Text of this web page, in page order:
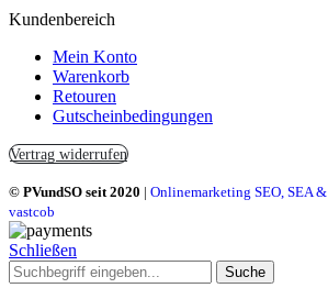
Kundenbereich
Mein Konto
Warenkorb
Retouren
Gutscheinbedingungen
Vertrag widerrufen
© PVundSO seit 2020 | Onlinemarketing SEO, SEA
vastcob
Schließen
Suche